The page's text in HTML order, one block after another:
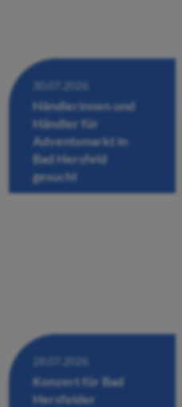
30.07.2026
Händlerinnen und
Händler für
Adventsmarkt in
Bad Hersfeld
gesucht
28.07.2026
Konzert für Bad
Hersfelder